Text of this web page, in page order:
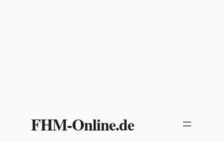
springenFHM-Online.de